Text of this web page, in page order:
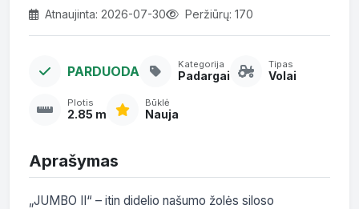
Atnaujinta: 2026-07-30 Peržiūrų: 170
PARDUODA Kategorija
Padargai
Tipas
Volai
Plotis
2.85 m
Būklė
Nauja
Aprašymas
„JUMBO II“ – itin didelio našumo žolės siloso